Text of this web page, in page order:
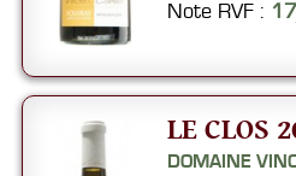
Note RVF :
LE CLOS
DOMAINE